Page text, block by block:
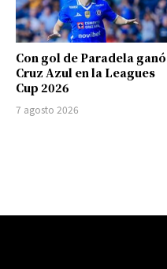
Con gol de Paradela ganó
Cruz Azul en la Leagues
Cup 2026
7 agosto 2026